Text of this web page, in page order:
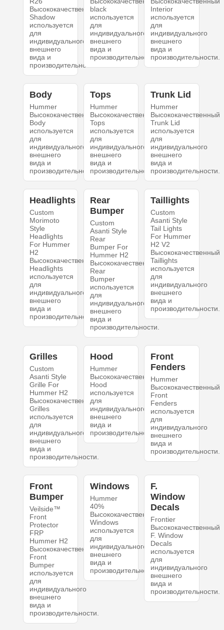
Высококачественный
Shadow
используется
для
индивидуального
внешнего
вида и
производительности.
black
используется
для
индивидуального
внешнего
вида и
производительности.
Interior
используется
для
индивидуального
внешнего
вида и
производительности.
Body
Hummer
Высококачественный
Body
используется
для
индивидуального
внешнего
вида и
производительности.
Tops
Hummer
Высококачественный
Tops
используется
для
индивидуального
внешнего
вида и
производительности.
Trunk Lid
Hummer
Высококачественный
Trunk Lid
используется
для
индивидуального
внешнего
вида и
производительности.
Headlights
Custom
Morimoto
Style
Headlights
For Hummer
H2
Высококачественный
Headlights
используется
для
индивидуального
внешнего
вида и
производительности.
Rear
Bumper
Custom
Asanti Style
Rear
Bumper For
Hummer H2
Высококачественный
Rear
Bumper
используется
для
индивидуального
внешнего
вида и
производительности.
Taillights
Custom
Asanti Style
Tail Lights
For Hummer
H2 V2
Высококачественный
Taillights
используется
для
индивидуального
внешнего
вида и
производительности.
Grilles
Custom
Asanti Style
Grille For
Hummer H2
Высококачественный
Grilles
используется
для
индивидуального
внешнего
вида и
производительности.
Hood
Hummer
Высококачественный
Hood
используется
для
индивидуального
внешнего
вида и
производительности.
Front
Fenders
Hummer
Высококачественный
Front
Fenders
используется
для
индивидуального
внешнего
вида и
производительности.
Front
Bumper
Veilside™
Front
Protector
FRP
Hummer H2
Высококачественный
Front
Bumper
используется
для
индивидуального
внешнего
вида и
производительности.
Windows
Hummer
40%
Высококачественный
Windows
используется
для
индивидуального
внешнего
вида и
производительности.
F.
Window
Decals
Frontier
Высококачественный
F. Window
Decals
используется
для
индивидуального
внешнего
вида и
производительности.